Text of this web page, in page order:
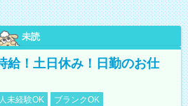
未読
給！土日休み！日勤のお仕
未経験OK
ブランクOK